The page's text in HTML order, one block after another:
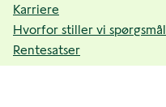
Karriere
Hvorfor stiller vi spørgsmål
Rentesatser